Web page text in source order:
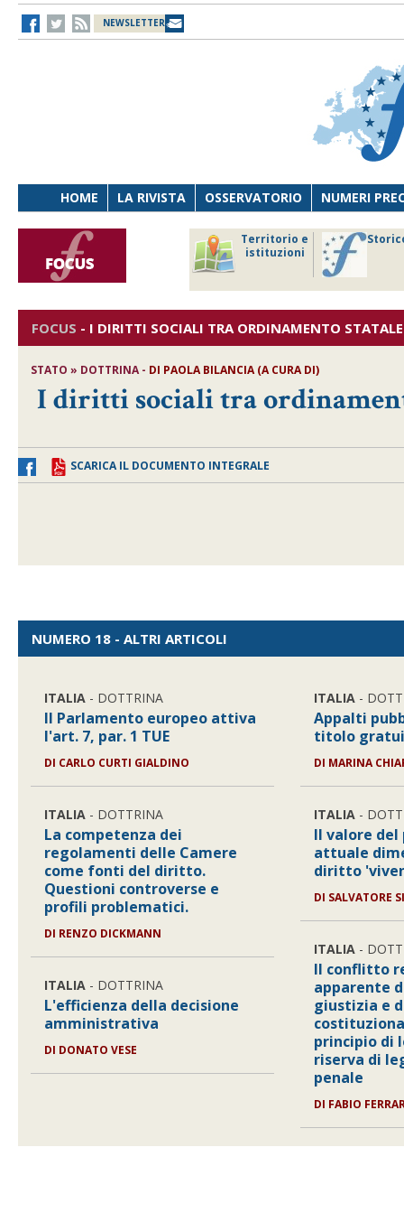
NEWSLETTER
HOME LA RIVISTA OSSERVATORIO NUMERI
Territorio e
istituzioni
FOCUS - I DIRITTI SOCIALI TRA ORDINAMENTO
STATO » DOTTRINA - DI PAOLA BILANCIA (A CURA DI)
I diritti sociali tra
SCARICA IL DOCUMENTO INTEGRALE
NUMERO 18 - ALTRI ARTICOLI
ITALIA - DOTTRINA
Il Parlamento europeo attiva
l'art. 7, par. 1 TUE
DI CARLO CURTI GIALDINO
ITALIA - DOTTRINA
La competenza dei
regolamenti delle Camere
come fonti del diritto.
Questioni controverse e
profili problematici.
DI RENZO DICKMANN
ITALIA - DOTTRINA
L'efficienza della decisione
amministrativa
DI DONATO VESE
ITALIA -
Appalti
titolo
DI MARINA
ITALIA -
Il valore del
attuale
diritto
DI SALVATORE
ITALIA -
Il conflitto
apparente
giustizia e
principio di
riserva di
penale
DI FABIO